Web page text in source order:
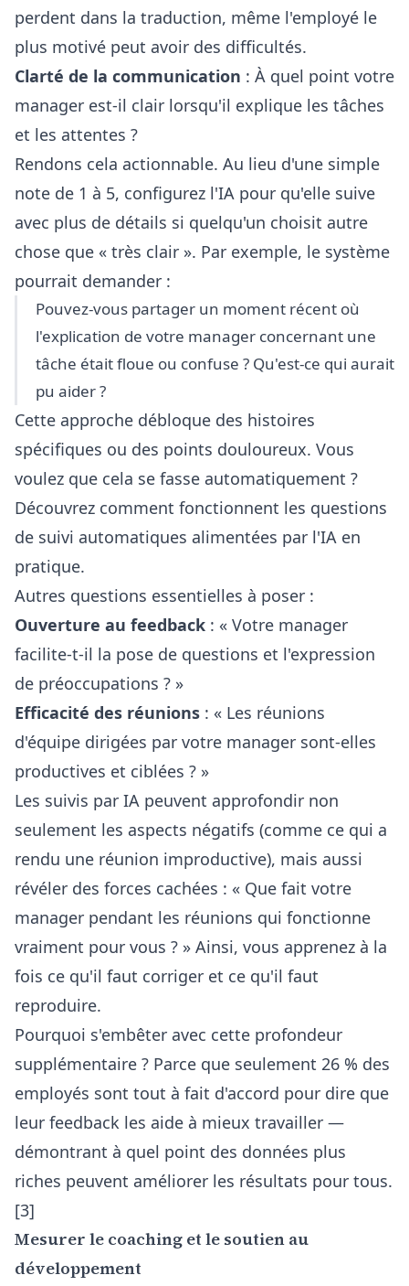
perdent dans la traduction, même l'employé le
plus motivé peut avoir des difficultés.
Clarté de la communication : À quel point votre
manager est-il clair lorsqu'il explique les tâches
et les attentes ?
Rendons cela actionnable. Au lieu d'une simple
note de 1 à 5, configurez l'IA pour qu'elle suive
avec plus de détails si quelqu'un choisit autre
chose que « très clair ». Par exemple, le système
pourrait demander :
Pouvez-vous partager un moment récent où
l'explication de votre manager concernant une
tâche était floue ou confuse ? Qu'est-ce qui aurait
pu aider ?
Cette approche débloque des histoires
spécifiques ou des points douloureux. Vous
voulez que cela se fasse automatiquement ?
Découvrez comment fonctionnent les questions
de suivi automatiques alimentées par l'IA en
pratique.
Autres questions essentielles à poser :
Ouverture au feedback : « Votre manager
facilite-t-il la pose de questions et l'expression
de préoccupations ? »
Efficacité des réunions : « Les réunions
d'équipe dirigées par votre manager sont-elles
productives et ciblées ? »
Les suivis par IA peuvent approfondir non
seulement les aspects négatifs (comme ce qui a
rendu une réunion improductive), mais aussi
révéler des forces cachées : « Que fait votre
manager pendant les réunions qui fonctionne
vraiment pour vous ? » Ainsi, vous apprenez à la
fois ce qu'il faut corriger et ce qu'il faut
reproduire.
Pourquoi s'embêter avec cette profondeur
supplémentaire ? Parce que seulement 26 % des
employés sont tout à fait d'accord pour dire que
leur feedback les aide à mieux travailler —
démontrant à quel point des données plus
riches peuvent améliorer les résultats pour tous.
[3]
Mesurer le coaching et le soutien au
développement